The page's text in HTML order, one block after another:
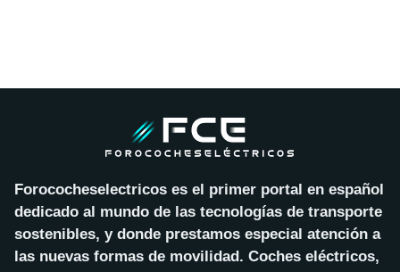
Forococheselectricos es el primer portal en español
dedicado al mundo de las tecnologías de transporte
sostenibles, y donde prestamos especial atención a
las nuevas formas de movilidad. Coches eléctricos,